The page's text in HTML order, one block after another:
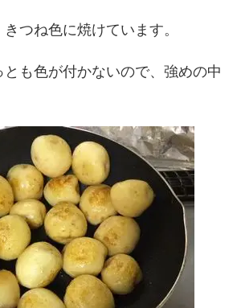
つね色に焼けています。
も色が付かないので、強めの中